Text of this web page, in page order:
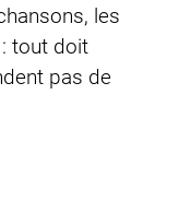
les
tout doit
pas de